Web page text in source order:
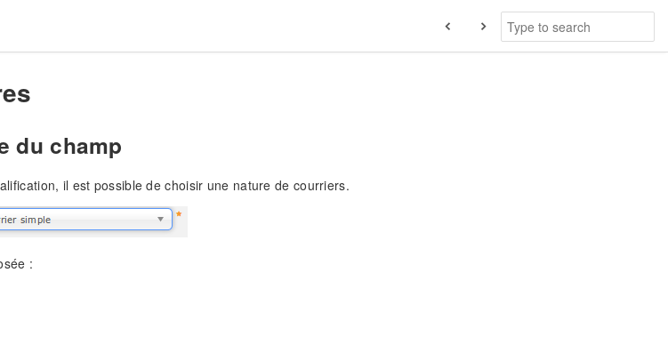
du champ
il est possible de choisir une nature de courriers.
: